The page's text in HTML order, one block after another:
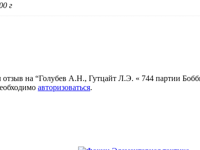
г
отзыв на “Голубев А.Н., Гутцайт Л.Э. « 744 партии
авторизоваться.